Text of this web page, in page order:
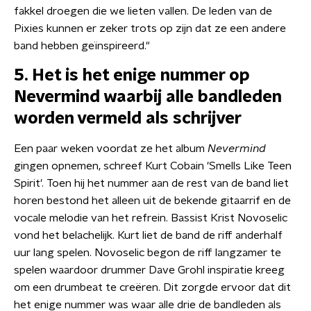
fakkel droegen die we lieten vallen. De leden van de
Pixies kunnen er zeker trots op zijn dat ze een andere
band hebben geïnspireerd."
5. Het is het enige nummer op
Nevermind waarbij alle bandleden
worden vermeld als schrijver
Een paar weken voordat ze het album Nevermind
gingen opnemen, schreef Kurt Cobain 'Smells Like Teen
Spirit'. Toen hij het nummer aan de rest van de band liet
horen bestond het alleen uit de bekende gitaarrif en de
vocale melodie van het refrein. Bassist Krist Novoselic
vond het belachelijk. Kurt liet de band de riff anderhalf
uur lang spelen. Novoselic begon de riff langzamer te
spelen waardoor drummer Dave Grohl inspiratie kreeg
om een drumbeat te creëren. Dit zorgde ervoor dat dit
het enige nummer was waar alle drie de bandleden als